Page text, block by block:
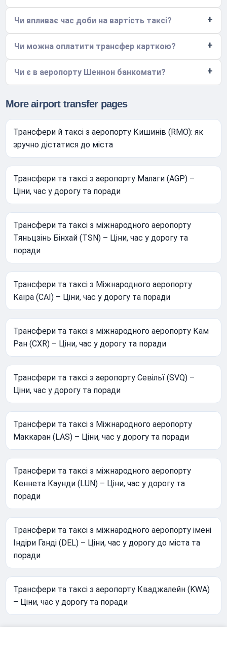
Чи впливає час доби на вартість таксі?
Чи можна оплатити трансфер карткою?
Чи є в аеропорту Шеннон банкомати?
More airport transfer pages
Трансфери й таксі з аеропорту Кишинів (RMO): як
зручно дістатися до міста
Трансфери та таксі з аеропорту Малаги (AGP) –
Ціни, час у дорогу та поради
Трансфери та таксі з міжнародного аеропорту
Тяньцзінь Бінхай (TSN) – Ціни, час у дорогу та
поради
Трансфери та таксі з Міжнародного аеропорту
Каїра (CAI) – Ціни, час у дорогу та поради
Трансфери та таксі з міжнародного аеропорту Кам
Ран (CXR) – Ціни, час у дорогу та поради
Трансфери та таксі з аеропорту Севільї (SVQ) –
Ціни, час у дорогу та поради
Трансфери та таксі з Міжнародного аеропорту
Маккаран (LAS) – Ціни, час у дорогу та поради
Трансфери та таксі з міжнародного аеропорту
Кеннета Каунди (LUN) – Ціни, час у дорогу та
поради
Трансфери та таксі з міжнародного аеропорту імені
Індіри Ганді (DEL) – Ціни, час у дорогу до міста та
поради
Трансфери та таксі з аеропорту Кваджалейн (KWA)
– Ціни, час у дорогу та поради